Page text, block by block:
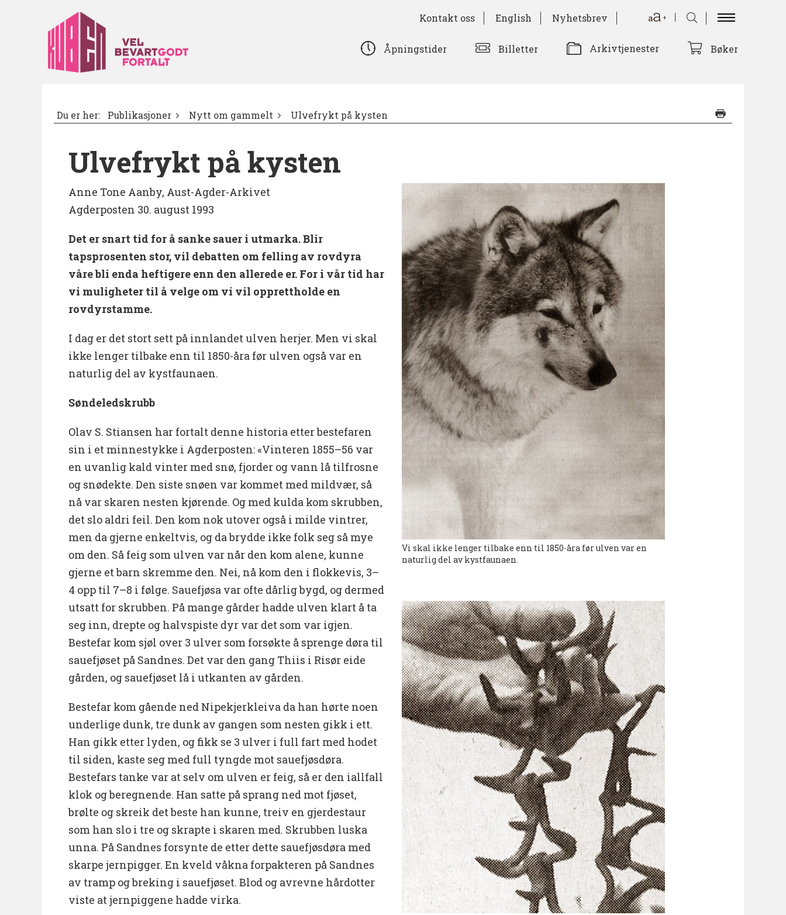
Kontakt oss English Nyhetsbrev
Åpningstider Billetter Arkivtjenester Bøker
Du er her: Publikasjoner Nytt om gammelt Ulvefrykt på kysten
Ulvefrykt på kysten
Anne Tone Aanby, Aust-Agder-Arkivet
Agderposten 30. august 1993
Det er snart tid for å sanke sauer i utmarka. Blir
tapsprosenten stor, vil debatten om felling av rovdyra
våre bli enda heftigere enn den allerede er. For i vår tid har
vi muligheter til å velge om vi vil opprettholde en
rovdyrstamme.
I dag er det stort sett på innlandet ulven herjer. Men vi skal
ikke lenger tilbake enn til 1850-åra før ulven også var en
naturlig del av kystfaunaen.
Søndeledskrubb
Olav S. Stiansen har fortalt denne historia etter bestefaren
sin i et minnestykke i Agderposten: «Vinteren 1855–56 var
en uvanlig kald vinter med snø, fjorder og vann lå tilfrosne
og snødekte. Den siste snøen var kommet med mildvær, så
nå var skaren nesten kjørende. Og med kulda kom skrubben,
det slo aldri feil. Den kom nok utover også i milde vintrer,
men da gjerne enkeltvis, og da brydde ikke folk seg så mye
om den. Så feig som ulven var når den kom alene, kunne
gjerne et barn skremme den. Nei, nå kom den i flokkevis, 3–
4 opp til 7–8 i følge. Sauefjøsa var ofte dårlig bygd, og dermed
utsatt for skrubben. På mange gårder hadde ulven klart å ta
seg inn, drepte og halvspiste dyr var det som var igjen.
Bestefar kom sjøl over 3 ulver som forsøkte å sprenge døra til
sauefjøset på Sandnes. Det var den gang Thiis i Risør eide
gården, og sauefjøset lå i utkanten av gården.
Bestefar kom gående ned Nipekjerkleiva da han hørte noen
underlige dunk, tre dunk av gangen som nesten gikk i ett.
Han gikk etter lyden, og fikk se 3 ulver i full fart med hodet
til siden, kaste seg med full tyngde mot sauefjøsdøra.
Bestefars tanke var at selv om ulven er feig, så er den iallfall
klok og beregnende. Han satte på sprang ned mot fjøset,
brølte og skreik det beste han kunne, treiv en gjerdestaur
som han slo i tre og skrapte i skaren med. Skrubben luska
unna. På Sandnes forsynte de etter dette sauefjøsdøra med
skarpe jernpigger. En kveld våkna forpakteren på Sandnes
av tramp og breking i sauefjøset. Blod og avrevne hårdotter
viste at jernpiggene hadde virka.
Vi skal ikke lenger tilbake enn til 1850-åra før ulven var en
naturlig del av kystfaunaen.